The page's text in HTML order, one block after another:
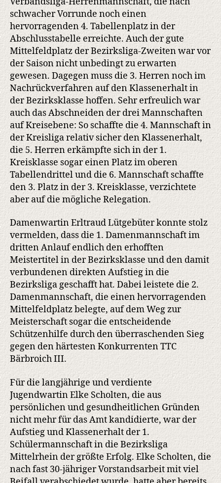
schwacher Vorrunde noch einen
hervorragenden 4. Tabellenplatz in der
Abschlusstabelle erreichte. Auch der gute
Mittelfeldplatz der Bezirksliga-Zweiten war vor
der Saison nicht unbedingt zu erwarten
gewesen. Dagegen muss die 3. Herren noch im
Nachrückverfahren auf den Klassenerhalt in
der Bezirksklasse hoffen. Sehr erfreulich war
auch das Abschneiden der drei Mannschaften
auf Kreisebene: So schaffte die 4. Mannschaft in
der Kreisliga relativ sicher den Klassenerhalt,
die 5. Herren erkämpfte sich in der 1.
Kreisklasse sogar einen Platz im oberen
Tabellendrittel und die 6. Mannschaft schaffte
den 3. Platz in der 3. Kreisklasse, verzichtete
aber auf die mögliche Relegation.
Damenwartin Erltraud Lütgebüter konnte stolz
vermelden, dass die 1. Damenmannschaft im
dritten Anlauf endlich den erhofften
Meistertitel in der Bezirksklasse und den damit
verbundenen direkten Aufstieg in die
Bezirksliga geschafft hat. Dabei leistete die 2.
Damenmannschaft, die einen hervorragenden
Mittelfeldplatz belegte, auf dem Weg zur
Meisterschaft sogar die entscheidende
Schützenhilfe durch den überraschenden Sieg
gegen den härtesten Konkurrenten TTC
Bärbroich III.
Für die langjährige und verdiente
Jugendwartin Elke Scholten, die aus
persönlichen und gesundheitlichen Gründen
nicht mehr für das Amt kandidierte, war der
Aufstieg und Klassenerhalt der 1.
Schülermannschaft in die Bezirksliga
Mittelrhein der größte Erfolg. Elke Scholten, die
nach fast 30-jähriger Vorstandsarbeit mit viel